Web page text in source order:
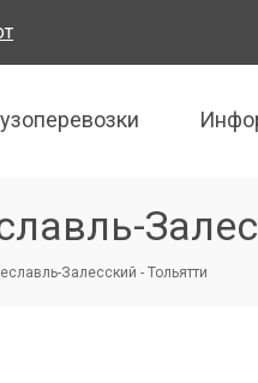
Залесский - Тольятти